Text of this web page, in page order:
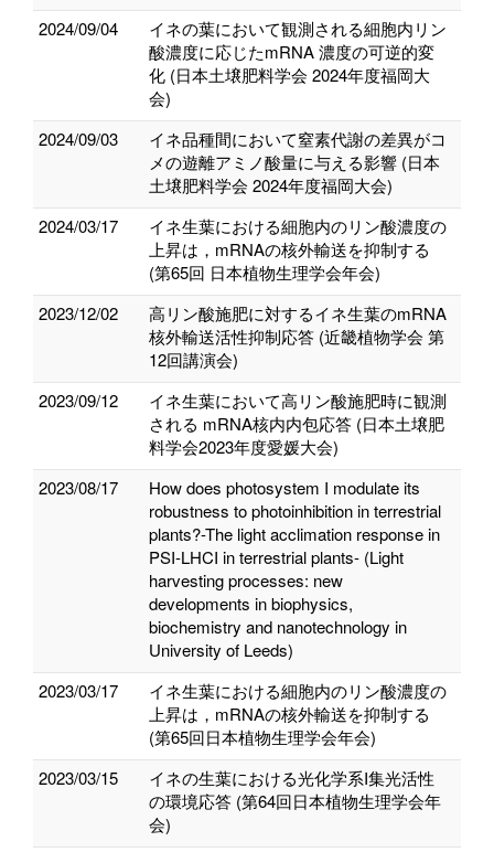
2024/09/04
イネの葉において観測される細胞内リン
酸濃度に応じたmRNA 濃度の可逆的変
化 (日本土壌肥料学会 2024年度福岡大
会)
2024/09/03
イネ品種間において窒素代謝の差異がコ
メの遊離アミノ酸量に与える影響 (日本
土壌肥料学会 2024年度福岡大会)
2024/03/17
イネ生葉における細胞内のリン酸濃度の
上昇は，mRNAの核外輸送を抑制する
(第65回 日本植物生理学会年会)
2023/12/02
高リン酸施肥に対するイネ生葉のmRNA
核外輸送活性抑制応答 (近畿植物学会 第
12回講演会)
2023/09/12
イネ生葉において高リン酸施肥時に観測
される mRNA核内内包応答 (日本土壌肥
料学会2023年度愛媛大会)
2023/08/17
How does photosystem I modulate its
robustness to photoinhibition in terrestrial
plants?-The light acclimation response in
PSI-LHCI in terrestrial plants- (Light
harvesting processes: new
developments in biophysics,
biochemistry and nanotechnology in
University of Leeds)
2023/03/17
イネ生葉における細胞内のリン酸濃度の
上昇は，mRNAの核外輸送を抑制する
(第65回日本植物生理学会年会)
2023/03/15
イネの生葉における光化学系I集光活性
の環境応答 (第64回日本植物生理学会年
会)